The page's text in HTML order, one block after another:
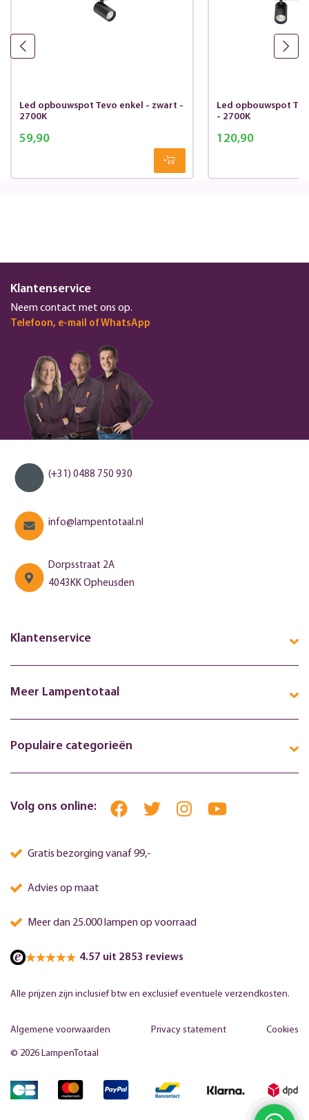
Led opbouwspot Tevo enkel - zwart -
2700K
59,90
Led opbouwspot
- 2700K
120,90
Klantenservice
Neem contact met ons op.
Telefoon, e-mail of WhatsApp
(+31) 0488 750 930
info@lampentotaal.nl
Dorpsstraat 2A
4043KK Opheusden
Klantenservice
Meer Lampentotaal
Populaire categorieën
Volg ons online:
Gratis bezorging vanaf 99,-
Advies op maat
Meer dan 25.000 lampen op voorraad
4.57 uit 2853 reviews
Alle prijzen zijn inclusief btw en exclusief eventuele verzendkosten.
© 2026 LampenTotaal
Algemene voorwaarden Privacy statement Cookies